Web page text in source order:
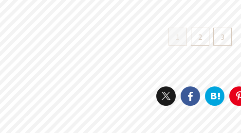
1 2 3